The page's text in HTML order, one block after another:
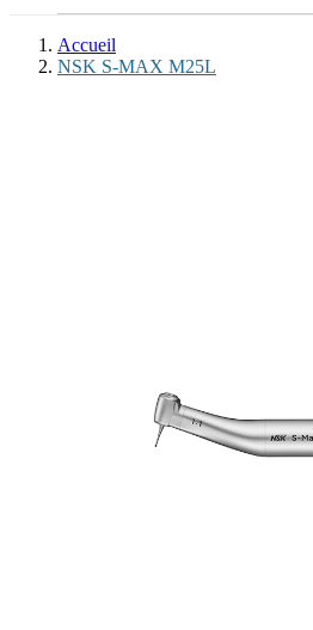
Accueil
NSK S-MAX M25L